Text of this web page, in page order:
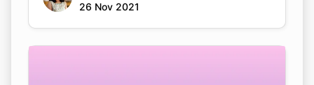
26 Nov 2021